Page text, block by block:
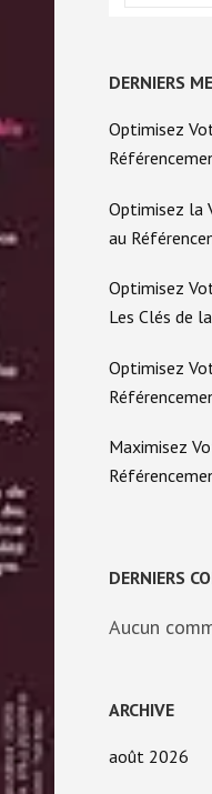
DERNIERS
Optimisez
Optimisez la
au
Optimisez
Les Clés de
Optimisez
Maximisez
DERNIERS
Aucun
ARCHIVE
août 2026